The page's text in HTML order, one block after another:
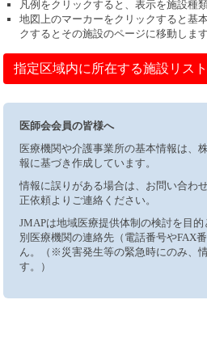
凡例をクリックすると、表示を施設種
地図上のマーカーをクリックすると基
クするとその施設のページに移動します
指定区域内に所在する施設リス
医師会会員の皆様へ
医療機関や介護事業所の基本情報は、
報に基づき作成しています。
情報に誤りがある場合は、お問い合わ
正依頼よりご連絡ください。
JMAPは地域医療提供体制の検討を目
別医療機関の連絡先（電話番号やFAX
ん。（※災害発生等の緊急時にのみ、
す。）